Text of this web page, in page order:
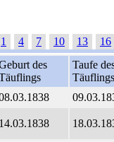
1 4 7 10 13
16
des
Taufe
Täuflings
14.03.1838